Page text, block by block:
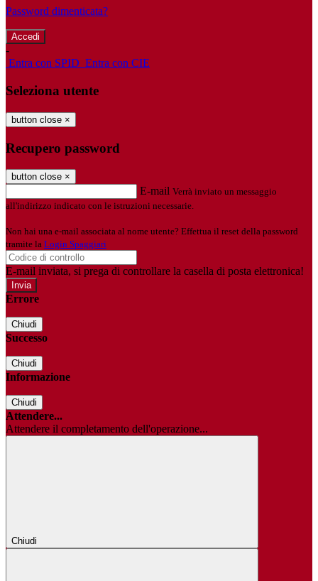
Password dimenticata?
-
Entra con SPID Entra con CIE
Seleziona utente
button close ×
Recupero password
button close ×
E-mail Verrà inviato un messaggio
all'indirizzo indicato con le istruzioni necessarie.
Non hai una e-mail associata al nome utente? Effettua il reset della password
tramite la Login Spaggiari
E-mail inviata, si prega di controllare la casella di posta elettronica!
Errore
Chiudi
Successo
Chiudi
Informazione
Chiudi
Attendere...
Attendere il completamento dell'operazione...
Chiudi